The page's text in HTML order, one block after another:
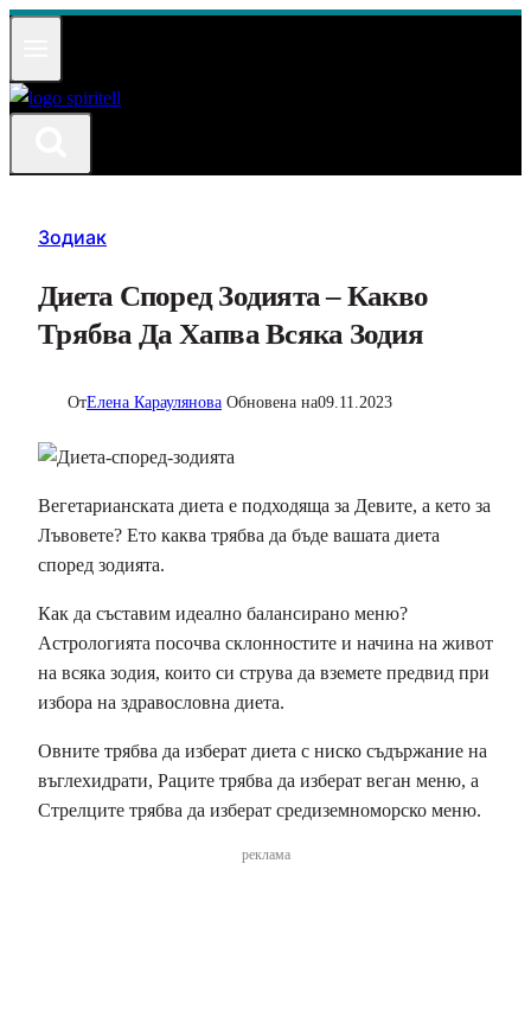
Към
Зодиак
Диета Според Зодията – Какво
Трябва Да Хапва Всяка Зодия
ОтЕлена Караулянова Обновена на09.11.2023
Вегетарианската диета е подходяща за Девите, а кето за
Лъвовете? Ето каква трябва да бъде вашата диета
според зодията.
Как да съставим идеално балансирано меню?
Астрологията посочва склонностите и начина на живот
на всяка зодия, които си струва да вземете предвид при
избора на здравословна диета.
Овните трябва да изберат диета с ниско съдържание на
въглехидрати, Раците трябва да изберат веган меню, а
Стрелците трябва да изберат средиземноморско меню.
реклама